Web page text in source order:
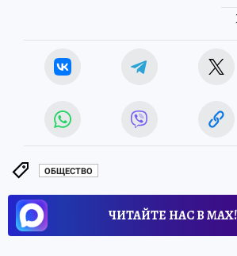
ОБЩЕСТВО
ЧИТАЙТЕ НАС В МАХ!